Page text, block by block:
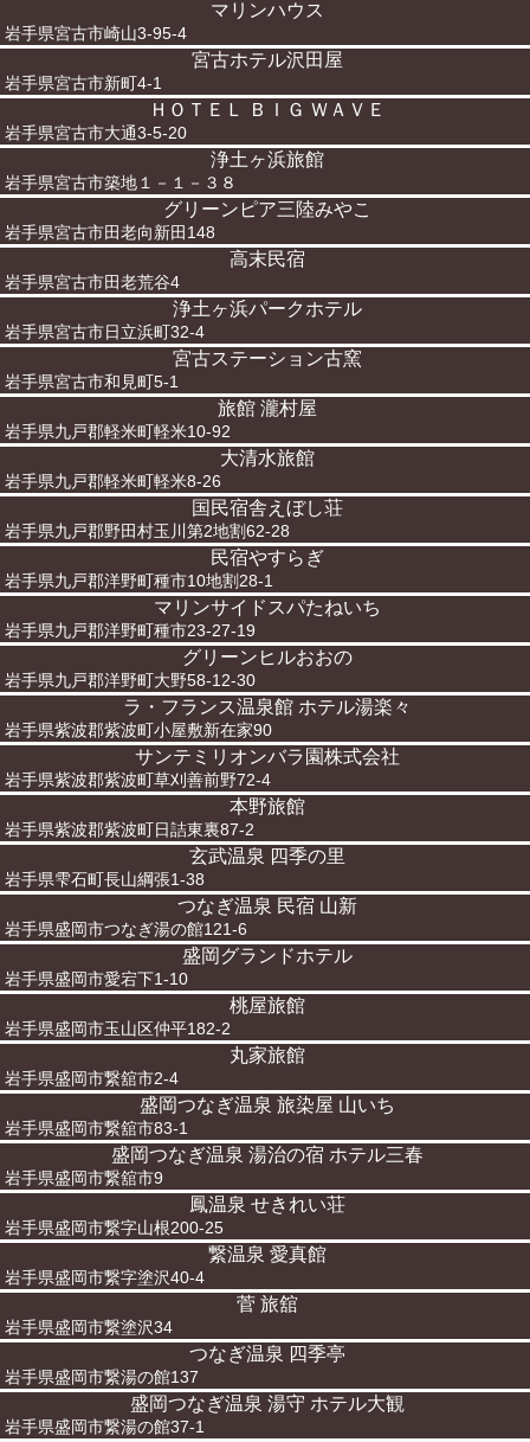
マリンハウス
岩手県宮古市崎山3-95-4
宮古ホテル沢田屋
岩手県宮古市新町4-1
ＨＯＴＥＬ ＢＩＧ ＷＡＶＥ
岩手県宮古市大通3-5-20
浄土ヶ浜旅館
岩手県宮古市築地１－１－３８
グリーンピア三陸みやこ
岩手県宮古市田老向新田148
高末民宿
岩手県宮古市田老荒谷4
浄土ヶ浜パークホテル
岩手県宮古市日立浜町32-4
宮古ステーション古窯
岩手県宮古市和見町5-1
旅館 瀧村屋
岩手県九戸郡軽米町軽米10-92
大清水旅館
岩手県九戸郡軽米町軽米8-26
国民宿舎えぼし荘
岩手県九戸郡野田村玉川第2地割62-28
民宿やすらぎ
岩手県九戸郡洋野町種市10地割28-1
マリンサイドスパたねいち
岩手県九戸郡洋野町種市23-27-19
グリーンヒルおおの
岩手県九戸郡洋野町大野58-12-30
ラ・フランス温泉館 ホテル湯楽々
岩手県紫波郡紫波町小屋敷新在家90
サンテミリオンバラ園株式会社
岩手県紫波郡紫波町草刈善前野72-4
本野旅館
岩手県紫波郡紫波町日詰東裏87-2
玄武温泉 四季の里
岩手県雫石町長山綱張1-38
つなぎ温泉 民宿 山新
岩手県盛岡市つなぎ湯の館121-6
盛岡グランドホテル
岩手県盛岡市愛宕下1-10
桃屋旅館
岩手県盛岡市玉山区仲平182-2
丸家旅館
岩手県盛岡市繋舘市2-4
盛岡つなぎ温泉 旅染屋 山いち
岩手県盛岡市繋舘市83-1
盛岡つなぎ温泉 湯治の宿 ホテル三春
岩手県盛岡市繋舘市9
鳳温泉 せきれい荘
岩手県盛岡市繋字山根200-25
繋温泉 愛真館
岩手県盛岡市繋字塗沢40-4
菅 旅舘
岩手県盛岡市繋塗沢34
つなぎ温泉 四季亭
岩手県盛岡市繋湯の館137
盛岡つなぎ温泉 湯守 ホテル大観
岩手県盛岡市繋湯の館37-1